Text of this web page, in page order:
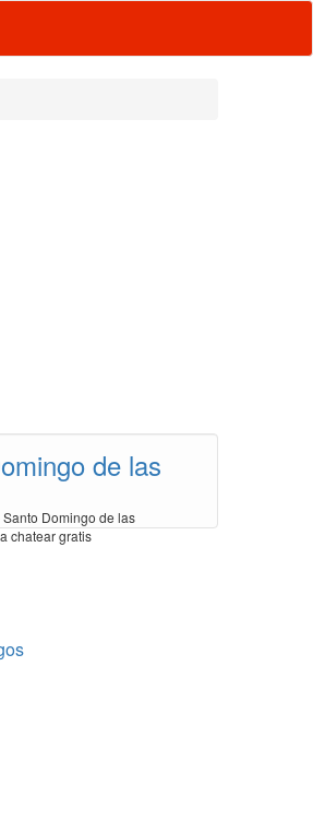
de las
Domingo de las
chatear gratis